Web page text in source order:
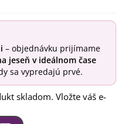
– objednávku prijímame
jeseň v ideálnom čase
sa vypredajú prvé.
skladom. Vložte váš e-